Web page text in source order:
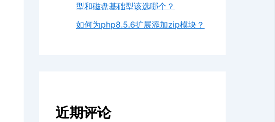
型和磁盘基础型该选哪个？
如何为php8.5.6扩展添加zip模块？
近期评论